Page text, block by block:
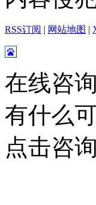
RSS订阅 | 网站地图 |
在线咨询
有什么
点击咨询